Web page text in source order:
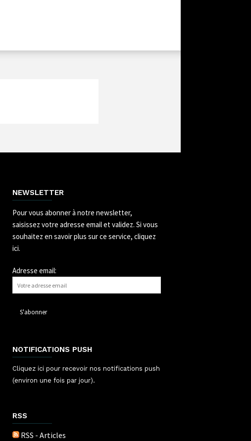
NEWSLETTER
Pour vous abonner à notre newsletter,
saisissez votre adresse email et validez. Si vous
souhaitez en savoir plus sur ce service, cliquez
ici.
Adresse email:
NOTIFICATIONS PUSH
Cliquez ici pour recevoir nos notifications push
(environ une fois par jour).
RSS
RSS - Articles